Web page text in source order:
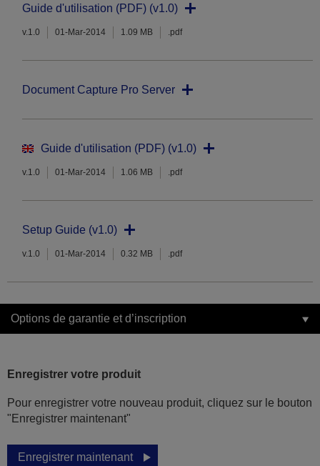
Guide d'utilisation (PDF) (v1.0)
v.1.0 01-Mar-2014 1.09 MB .pdf
Document Capture Pro Server
Guide d'utilisation (PDF) (v1.0)
v.1.0 01-Mar-2014 1.06 MB .pdf
Setup Guide (v1.0)
v.1.0 01-Mar-2014 0.32 MB .pdf
Options de garantie et d’inscription
Enregistrer votre produit
Pour enregistrer votre nouveau produit, cliquez sur le bouton
"Enregistrer maintenant"
Enregistrer maintenant